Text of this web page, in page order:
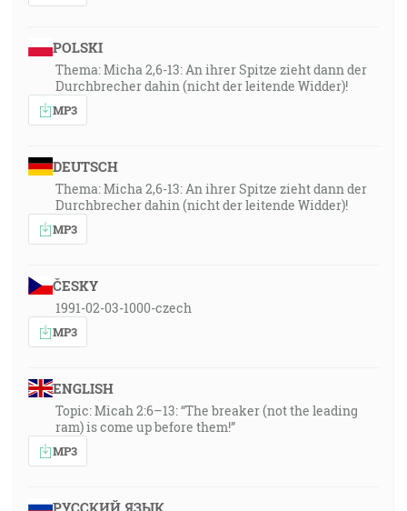
POLSKI
Thema: Micha 2,6-13: An ihrer Spitze zieht dann der
Durchbrecher dahin (nicht der leitende Widder)!
MP3
DEUTSCH
Thema: Micha 2,6-13: An ihrer Spitze zieht dann der
Durchbrecher dahin (nicht der leitende Widder)!
MP3
ČESKY
1991-02-03-1000-czech
MP3
ENGLISH
Topic: Micah 2:6–13: “The breaker (not the leading
ram) is come up before them!”
MP3
РУССКИЙ ЯЗЫК